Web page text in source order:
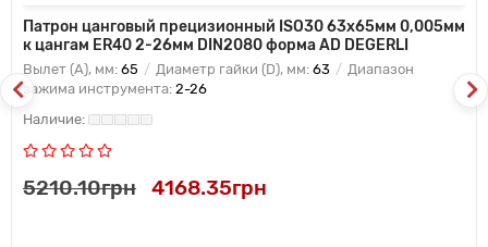
Патрон цанговый прецизионный ISO30 63x65мм 0,005мм
к цангам ER40 2-26мм DIN2080 форма AD DEGERLI
Вылет (A), мм: 65 Диаметр гайки (D), мм: 63
Диапазон
зажима инструмента: 2-26
5210.10грн 4168.35грн